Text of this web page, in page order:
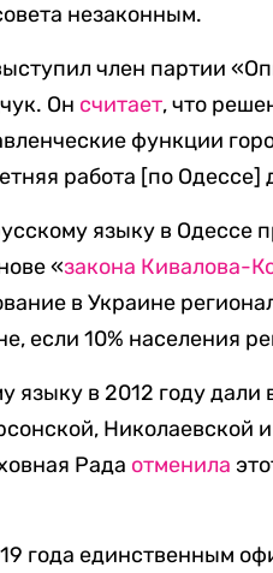
незаконным.
член партии
Он считает, что
функции
работа [по Одессе]
языку в Одессе
«закона Кивалова-
в Украине
если 10% населения
языку в 2012 году дали
Николаевской
Рада отменила
года единственным